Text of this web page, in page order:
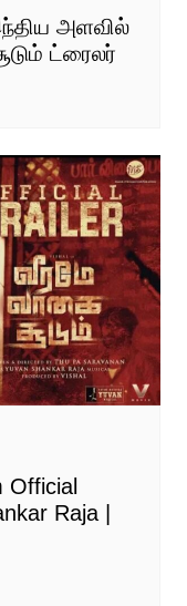
அளவில்
ட்ரைலர்
Official
Raja |